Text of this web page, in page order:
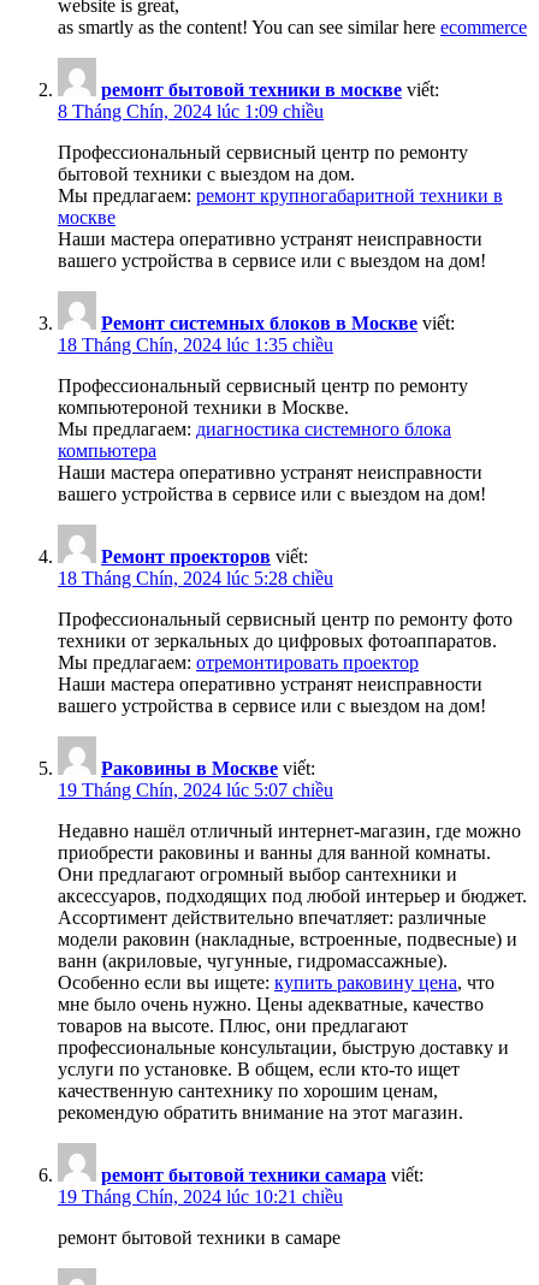
website is great,
as smartly as the content! You can see similar here ecommerce
ремонт бытовой техники в москве viết:
8 Tháng Chín, 2024 lúc 1:09 chiều
Профессиональный сервисный центр по ремонту
бытовой техники с выездом на дом.
Мы предлагаем: ремонт крупногабаритной техники в
москве
Наши мастера оперативно устранят неисправности
вашего устройства в сервисе или с выездом на дом!
Ремонт системных блоков в Москве viết:
18 Tháng Chín, 2024 lúc 1:35 chiều
Профессиональный сервисный центр по ремонту
компьютероной техники в Москве.
Мы предлагаем: диагностика системного блока
компьютера
Наши мастера оперативно устранят неисправности
вашего устройства в сервисе или с выездом на дом!
Ремонт проекторов viết:
18 Tháng Chín, 2024 lúc 5:28 chiều
Профессиональный сервисный центр по ремонту фото
техники от зеркальных до цифровых фотоаппаратов.
Мы предлагаем: отремонтировать проектор
Наши мастера оперативно устранят неисправности
вашего устройства в сервисе или с выездом на дом!
Раковины в Москве viết:
19 Tháng Chín, 2024 lúc 5:07 chiều
Недавно нашёл отличный интернет-магазин, где можно
приобрести раковины и ванны для ванной комнаты.
Они предлагают огромный выбор сантехники и
аксессуаров, подходящих под любой интерьер и бюджет.
Ассортимент действительно впечатляет: различные
модели раковин (накладные, встроенные, подвесные) и
ванн (акриловые, чугунные, гидромассажные).
Особенно если вы ищете: купить раковину цена, что
мне было очень нужно. Цены адекватные, качество
товаров на высоте. Плюс, они предлагают
профессиональные консультации, быструю доставку и
услуги по установке. В общем, если кто-то ищет
качественную сантехнику по хорошим ценам,
рекомендую обратить внимание на этот магазин.
ремонт бытовой техники самара viết:
19 Tháng Chín, 2024 lúc 10:21 chiều
ремонт бытовой техники в самаре